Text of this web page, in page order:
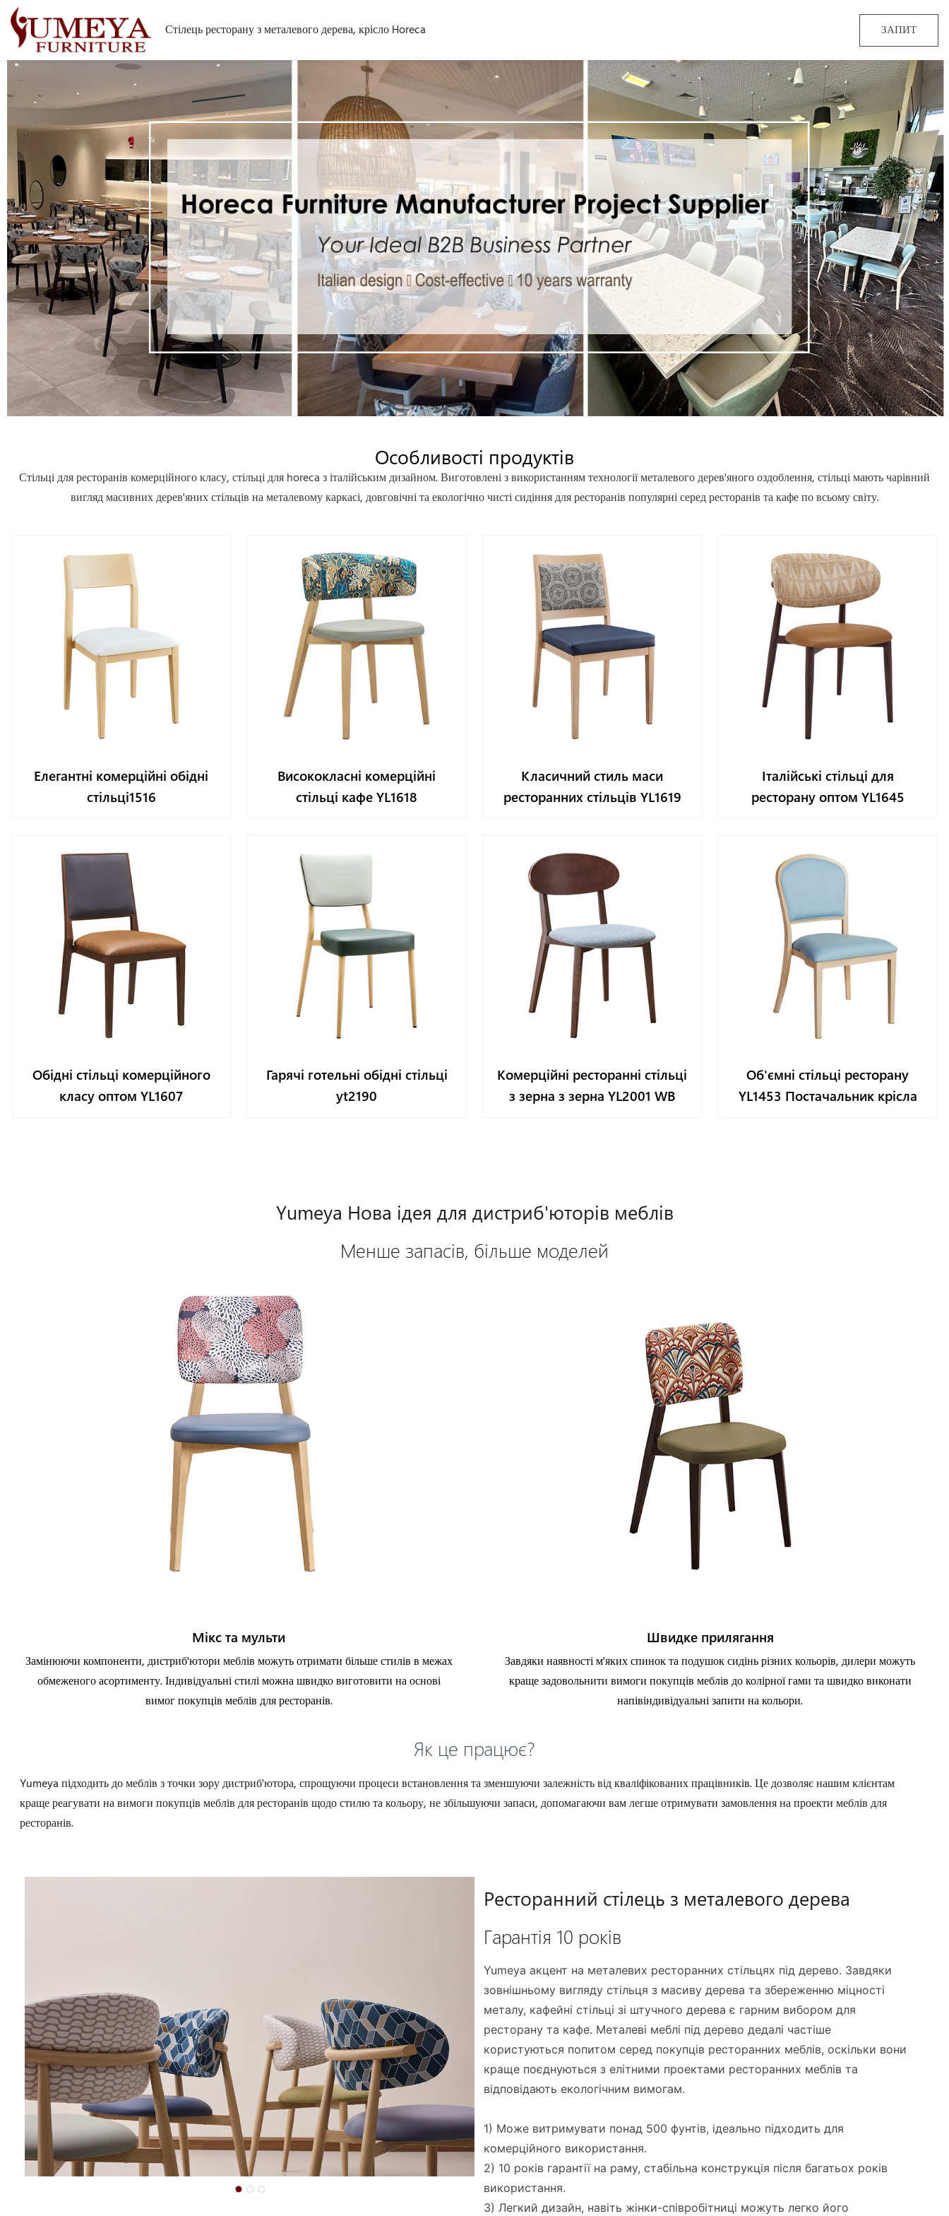
Стілець ресторану з металевого дерева, крісло Horeca ЗАПИТ
Особливості продуктів
Стільці для ресторанів комерційного класу, стільці для horeca з італійським дизайном. Виготовлені з використанням технології металевого дерев'яного оздоблення, стільці мають чарівний
вигляд масивних дерев'яних стільців на металевому каркасі, довговічні та екологічно чисті сидіння для ресторанів популярні серед ресторанів та кафе по всьому світу.
Елегантні комерційні обідні
стільці1516
Висококласні комерційні
стільці кафе YL1618
Класичний стиль маси
ресторанних стільців YL1619
Італійські стільці для
ресторану оптом YL1645
Обідні стільці комерційного
класу оптом YL1607
Гарячі готельні обідні стільці
yt2190
Комерційні ресторанні стільці
з зерна з зерна YL2001 WB
Об'ємні стільці ресторану
YL1453 Постачальник крісла
Yumeya Нова ідея для дистриб'юторів меблів
Менше запасів, більше моделей
Мікс та мульти
Замінюючи компоненти, дистриб'ютори меблів можуть отримати більше стилів в межах
обмеженого асортименту. Індивідуальні стилі можна швидко виготовити на основі
вимог покупців меблів для ресторанів.
Швидке прилягання
Завдяки наявності м'яких спинок та подушок сидінь різних кольорів, дилери можуть
краще задовольнити вимоги покупців меблів до колірної гами та швидко виконати
напівіндивідуальні запити на кольори.
Як це працює?
Yumeya підходить до меблів з точки зору дистриб'ютора, спрощуючи процеси встановлення та зменшуючи залежність від кваліфікованих працівників. Це дозволяє нашим клієнтам
краще реагувати на вимоги покупців меблів для ресторанів щодо стилю та кольору, не збільшуючи запаси, допомагаючи вам легше отримувати замовлення на проекти меблів для
ресторанів.
Ресторанний стілець з металевого дерева
Гарантія 10 років
Yumeya акцент на металевих ресторанних стільцях під дерево. Завдяки
зовнішньому вигляду стільця з масиву дерева та збереженню міцності
металу, кафейні стільці зі штучного дерева є гарним вибором для
ресторану та кафе. Металеві меблі під дерево дедалі частіше
користуються попитом серед покупців ресторанних меблів, оскільки вони
краще поєднуються з елітними проектами ресторанних меблів та
відповідають екологічним вимогам.
1) Може витримувати понад 500 фунтів, ідеально підходить для
комерційного використання.
2) 10 років гарантії на раму, стабільна конструкція після багатьох років
використання.
3) Легкий дизайн, навіть жінки-співробітниці можуть легко його